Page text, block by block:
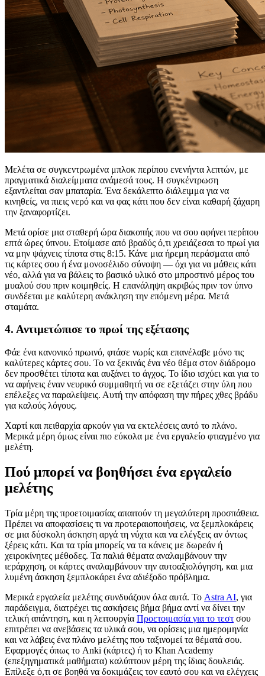
Μελέτα σε συγκεντρωμένα μπλοκ περίπου ενενήντα λεπτών, με
πραγματικά διαλείμματα ανάμεσά τους. Η συγκέντρωση
εξαντλείται σαν μπαταρία. Ένα δεκάλεπτο διάλειμμα για να
κινηθείς, να πιεις νερό και να φας κάτι που δεν είναι καθαρή ζάχαρη
την ξαναφορτίζει.
Μετά ορίσε μια σταθερή ώρα διακοπής που να σου αφήνει περίπου
επτά ώρες ύπνου. Ετοίμασε από βραδύς ό,τι χρειάζεσαι το πρωί για
να μην ψάχνεις τίποτα στις 8:15. Κάνε μια ήρεμη περάσματα από
τις κάρτες σου ή ένα μονοσέλιδο σύνοψη — όχι για να μάθεις κάτι
νέο, αλλά για να βάλεις το βασικό υλικό στο μπροστινό μέρος του
μυαλού σου πριν κοιμηθείς. Η επανάληψη ακριβώς πριν τον ύπνο
συνδέεται με καλύτερη ανάκληση την επόμενη μέρα. Μετά
σταμάτα.
4. Αντιμετώπισε το πρωί της εξέτασης
Φάε ένα κανονικό πρωινό, φτάσε νωρίς και επανέλαβε μόνο τις
καλύτερες κάρτες σου. Το να ξεκινάς ένα νέο θέμα στον διάδρομο
δεν προσθέτει τίποτα και αυξάνει το άγχος. Το ίδιο ισχύει και για το
να αφήνεις έναν νευρικό συμμαθητή να σε εξετάζει στην ύλη που
επέλεξες να παραλείψεις. Αυτή την απόφαση την πήρες χθες βράδυ
για καλούς λόγους.
Χαρτί και πειθαρχία αρκούν για να εκτελέσεις αυτό το πλάνο.
Μερικά μέρη όμως είναι πιο εύκολα με ένα εργαλείο φτιαγμένο για
μελέτη.
Πού μπορεί να βοηθήσει ένα εργαλείο
μελέτης
Τρία μέρη της προετοιμασίας απαιτούν τη μεγαλύτερη προσπάθεια.
Πρέπει να αποφασίσεις τι να προτεραιοποιήσεις, να ξεμπλοκάρεις
σε μια δύσκολη άσκηση αργά τη νύχτα και να ελέγξεις αν όντως
ξέρεις κάτι. Και τα τρία μπορείς να τα κάνεις με δωρεάν ή
χειροκίνητες μέθοδες. Τα παλιά θέματα αναλαμβάνουν την
ιεράρχηση, οι κάρτες αναλαμβάνουν την αυτοαξιολόγηση, και μια
λυμένη άσκηση ξεμπλοκάρει ένα αδιέξοδο πρόβλημα.
Μερικά εργαλεία μελέτης συνδυάζουν όλα αυτά. Το Astra AI, για
παράδειγμα, διατρέχει τις ασκήσεις βήμα βήμα αντί να δίνει την
τελική απάντηση, και η λειτουργία Προετοιμασία για το τεστ σου
επιτρέπει να ανεβάσεις τα υλικά σου, να ορίσεις μια ημερομηνία
και να λάβεις ένα πλάνο μελέτης που ταξινομεί τα θέματά σου.
Εφαρμογές όπως το Anki (κάρτες) ή το Khan Academy
(επεξηγηματικά μαθήματα) καλύπτουν μέρη της ίδιας δουλειάς.
Επίλεξε ό,τι σε βοηθά να δοκιμάζεις τον εαυτό σου και να ελέγχεις